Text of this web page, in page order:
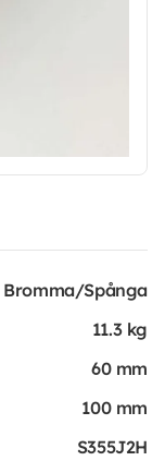
Bromma/Spånga
11.3 kg
60 mm
100 mm
S355J2H